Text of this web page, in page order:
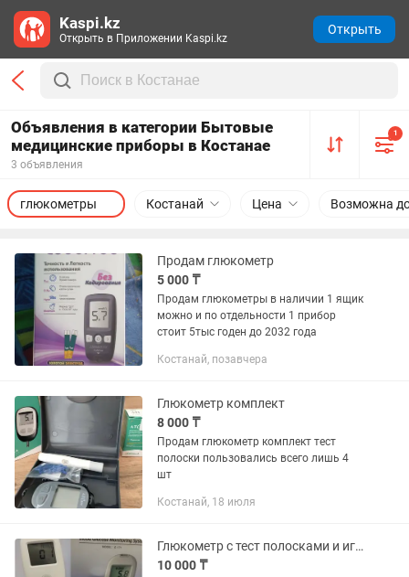
Объявления в категории Бытовые
медицинские приборы в Костанае
3 объявления
1
Костанай Цена Возможна
глюкометры
Продам глюкометр
5 000 ₸
Продам глюкометры в наличии 1 ящик
можно и по отдельности 1 прибор
стоит 5тыс годен до 2032 года
Костанай, позавчера
Глюкометр комплект
8 000 ₸
Продам глюкометр комплект тест
полоски пользовались всего лишь 4
шт
Костанай, 18 июля
Глюкометр с тест полосками и иглами.
10 000 ₸
Kaspi.kz
Открыть в Приложении Kaspi.kz
Открыть